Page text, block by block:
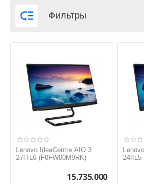
 Фильтры
Lenovo IdeaCentre AIO 3
27ITL6 (F0FW00M9RK)
15.735.000
24IIL5